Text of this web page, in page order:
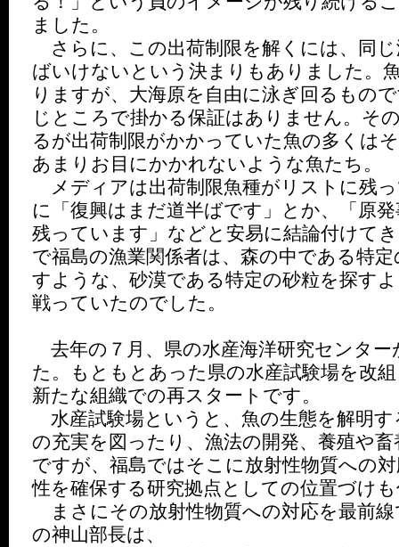
ました。
さらに、この出荷制限を解くには、同
ばいけないという決まりもありました。
りますが、大海原を自由に泳ぎ回るもの
じところで掛かる保証はありません。そ
るが出荷制限がかかっていた魚の多くは
あまりお目にかかれないような魚たち。
メディアは出荷制限魚種がリストに残
に「復興はまだ道半ばです」とか、「原
残っています」などと安易に結論付けて
で福島の漁業関係者は、森の中である特
すような、砂漠である特定の砂粒を探す
戦っていたのでした。
去年の７月、県の水産海洋研究センター
た。もともとあった県の水産試験場を改
新たな組織での再スタートです。
水産試験場というと、魚の生態を解明す
の充実を図ったり、漁法の開発、養殖や
ですが、福島ではそこに放射性物質への
性を確保する研究拠点としての位置づけ
まさにその放射性物質への対応を最前線
の神山部長は、